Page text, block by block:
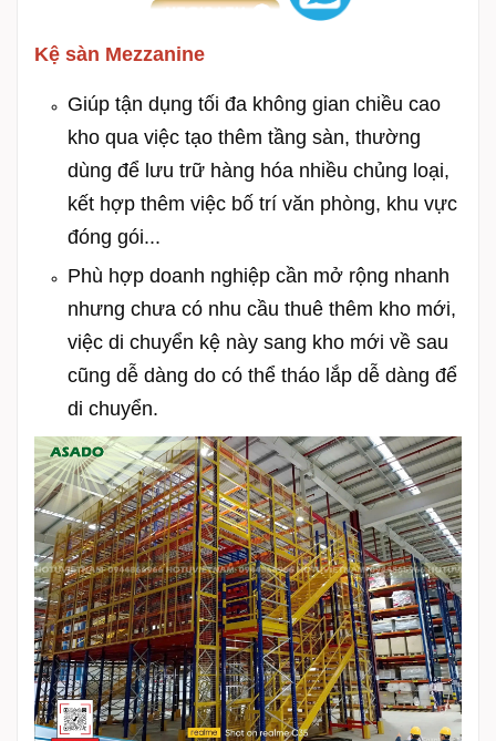
Kệ sàn Mezzanine
Giúp tận dụng tối đa không gian chiều cao
kho qua việc tạo thêm tầng sàn, thường
dùng để lưu trữ hàng hóa nhiều chủng loại,
kết hợp thêm việc bố trí văn phòng, khu vực
đóng gói...
Phù hợp doanh nghiệp cần mở rộng nhanh
nhưng chưa có nhu cầu thuê thêm kho mới,
việc di chuyển kệ này sang kho mới về sau
cũng dễ dàng do có thể tháo lắp dễ dàng để
di chuyển.